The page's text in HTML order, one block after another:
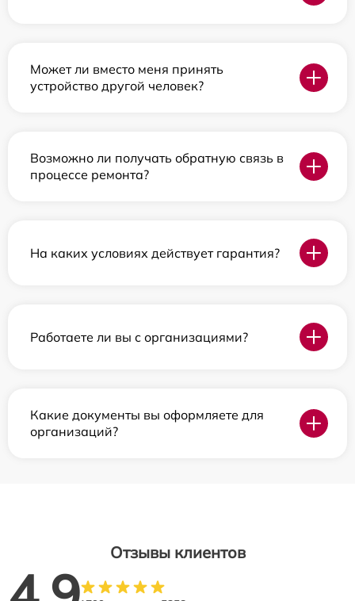
Может ли вместо меня принять
устройство другой человек?
Возможно ли получать обратную связь в
процессе ремонта?
На каких условиях действует гарантия?
Работаете ли вы с организациями?
Какие документы вы оформляете для
организаций?
Отзывы клиентов